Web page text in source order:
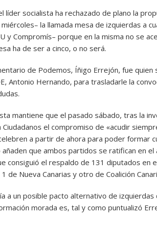
líder socialista ha rechazado de plano la
la llamada mesa de izquierdas a
y Compromís– porque en la misma no se
ha de ser a cinco, o no será.
de Podemos, Íñigo Errejón, fue quien
Antonio Hernando, para trasladarle la
mantiene que el pasado sábado, tras la
Ciudadanos el compromiso de «acudir
a partir de ahora para poder formar
añaden que ambos partidos se ratifican en
consiguió el respaldo de 131 diputados en
de Nueva Canarias y otro de Coalición
a un posible pacto alternativo de
morada es, tal y como puntualizó